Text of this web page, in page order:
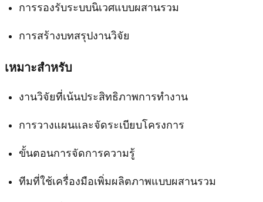
การรองรับระบบนิเวศแบบผสานรวม
การสร้างบทสรุปงานวิจัย
เหมาะสำหรับ
งานวิจัยที่เน้นประสิทธิภาพการทำงาน
การวางแผนและจัดระเบียบโครงการ
ขั้นตอนการจัดการความรู้
ทีมที่ใช้เครื่องมือเพิ่มผลิตภาพแบบผสานรวม